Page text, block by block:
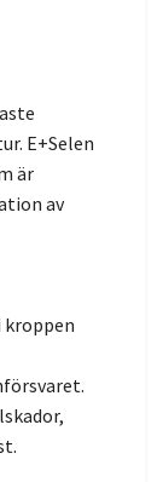
E+Selen
är
av
kroppen